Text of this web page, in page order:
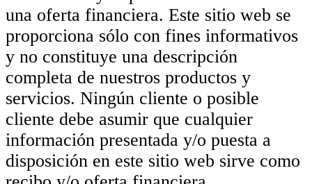
una oferta financiera. Este sitio web se
proporciona sólo con fines informativos
y no constituye una descripción
completa de nuestros productos y
servicios. Ningún cliente o posible
cliente debe asumir que cualquier
información presentada y/o puesta a
disposición en este sitio web sirve como